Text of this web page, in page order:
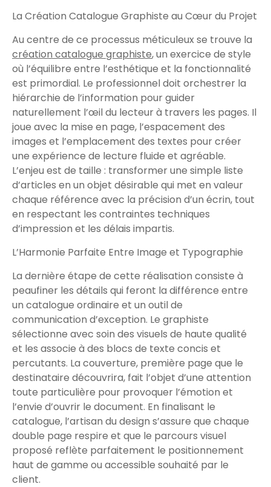
La Création Catalogue Graphiste au Cœur du Projet
Au centre de ce processus méticuleux se trouve la
création catalogue graphiste, un exercice de style
où l’équilibre entre l’esthétique et la fonctionnalité
est primordial. Le professionnel doit orchestrer la
hiérarchie de l’information pour guider
naturellement l’œil du lecteur à travers les pages. Il
joue avec la mise en page, l’espacement des
images et l’emplacement des textes pour créer
une expérience de lecture fluide et agréable.
L’enjeu est de taille : transformer une simple liste
d’articles en un objet désirable qui met en valeur
chaque référence avec la précision d’un écrin, tout
en respectant les contraintes techniques
d’impression et les délais impartis.
L’Harmonie Parfaite Entre Image et Typographie
La dernière étape de cette réalisation consiste à
peaufiner les détails qui feront la différence entre
un catalogue ordinaire et un outil de
communication d’exception. Le graphiste
sélectionne avec soin des visuels de haute qualité
et les associe à des blocs de texte concis et
percutants. La couverture, première page que le
destinataire découvrira, fait l’objet d’une attention
toute particulière pour provoquer l’émotion et
l’envie d’ouvrir le document. En finalisant le
catalogue, l’artisan du design s’assure que chaque
double page respire et que le parcours visuel
proposé reflète parfaitement le positionnement
haut de gamme ou accessible souhaité par le
client.